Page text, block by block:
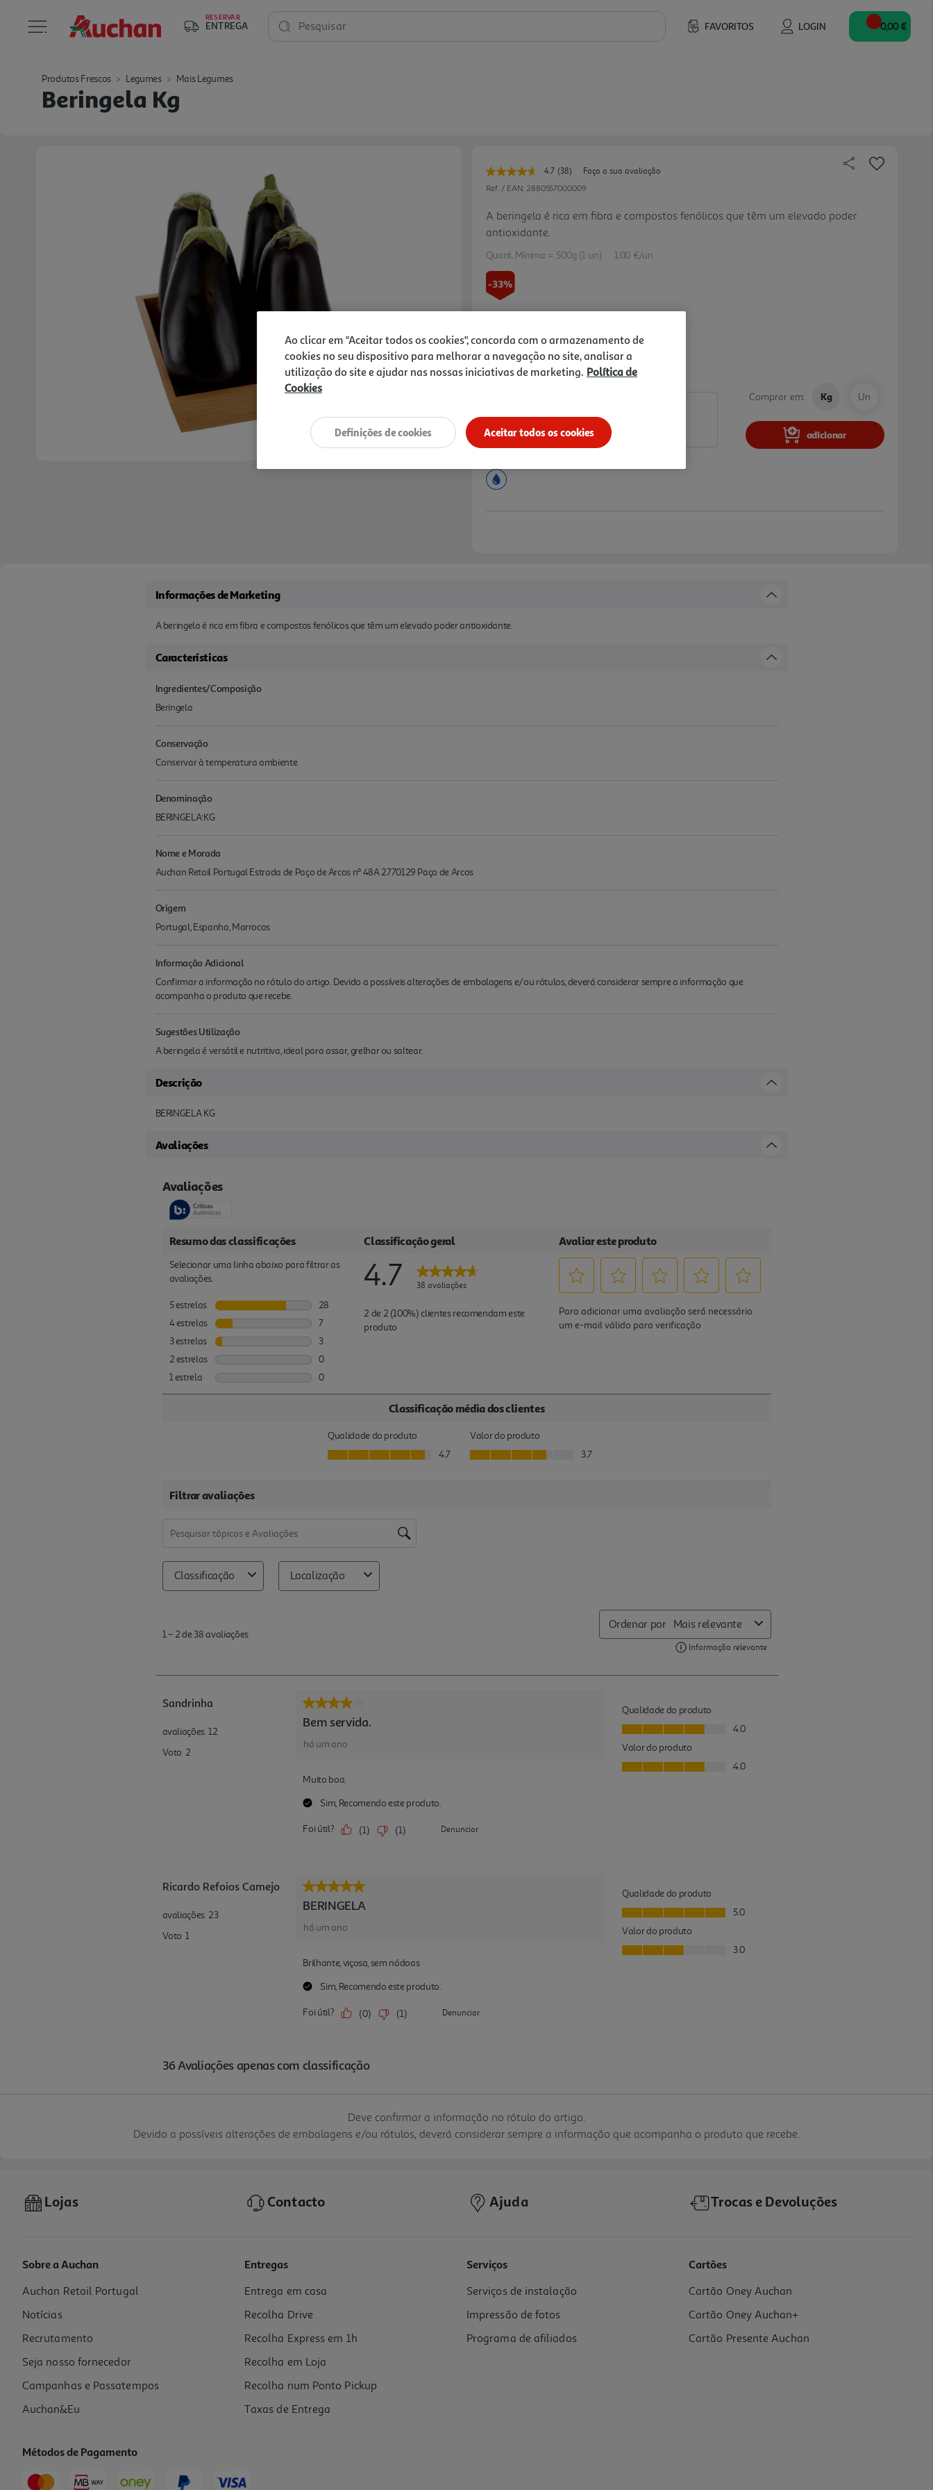
RESERVAR
ENTREGA FAVORITOS LOGIN
Pesquisar 0,00 €
Produtos Frescos Legumes Mais Legumes
Beringela Kg
4.7 Leu
38
Link
para
página.
(38)
Faça a sua avaliação
Ref. / EAN: 2880557000009
A beringela é rica em fibra e compostos fenólicos que têm um elevado poder
antioxidante.
Quant. Mínima = 500g (1 un) 1.00 €/un
-33%
Price reduced from
to
1,99 €
de 6/8/2026 a 12/8/2026
Notas de preparação
Comprar em:
Kg Un
adicionar
Informações de Marketing
A beringela é rica em fibra e compostos fenólicos que têm um elevado poder antioxidante.
Características
Ingredientes/Composição
Beringela
Conservação
Conservar à temperatura ambiente.
Denominação
BERINGELA:KG
Nome e Morada
Auchan Retail Portugal Estrada de Paço de Arcos nº 48A 2770129 Paço de Arcos
Origem
Portugal, Espanha, Marrocos
Informação Adicional
Confirmar a informação no rótulo do artigo. Devido a possíveis alterações de embalagens e/ou rótulos, deverá considerar sempre a informação que
acompanha o produto que recebe.
Sugestões Utilização
A beringela é versátil e nutritiva, ideal para assar, grelhar ou saltear.
Descrição
BERINGELA KG
Avaliações
Deve confirmar a informação no rótulo do artigo.
Devido a possíveis alterações de embalagens e/ou rótulos, deverá considerar sempre a informação que acompanha o produto que recebe.
Lojas Contacto Ajuda Trocas e Devoluções
Sobre a Auchan
Auchan Retail Portugal
Notícias
Recrutamento
Seja nosso fornecedor
Campanhas e Passatempos
Auchan&Eu
Entregas
Entrega em casa
Recolha Drive
Recolha Express em 1h
Recolha em Loja
Recolha num Ponto Pickup
Taxas de Entrega
Serviços
Serviços de instalação
Impressão de fotos
Programa de afiliados
Cartões
Cartão Oney Auchan
Cartão Oney Auchan+
Cartão Presente Auchan
Métodos de Pagamento
Ao clicar em "Aceitar todos os cookies", concorda com o armazenamento de
cookies no seu dispositivo para melhorar a navegação no site, analisar a
utilização do site e ajudar nas nossas iniciativas de marketing. Política de
Cookies
Aceitar todos os cookies
Definições de cookies